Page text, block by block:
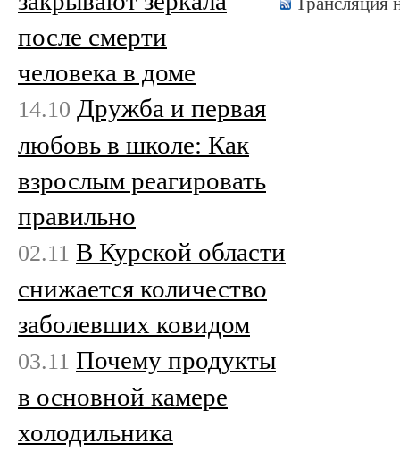
после смерти
человека в доме
14.10 Дружба и первая
любовь в школе: Как
взрослым реагировать
правильно
02.11 В Курской области
снижается количество
заболевших ковидом
03.11 Почему продукты
в основной камере
холодильника